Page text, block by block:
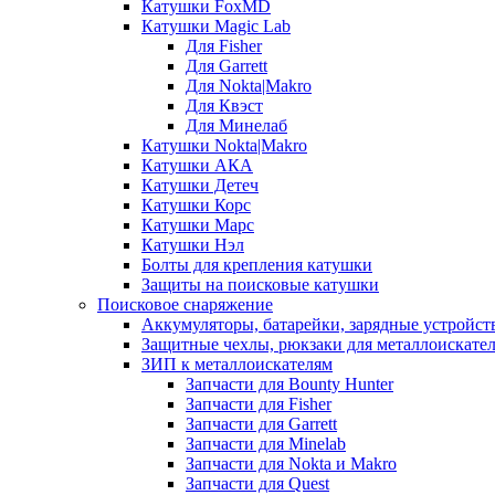
Катушки FoxMD
Катушки Magic Lab
Для Fisher
Для Garrett
Для Nokta|Makro
Для Квэст
Для Минелаб
Катушки Nokta|Makro
Катушки АКА
Катушки Детеч
Катушки Корс
Катушки Марс
Катушки Нэл
Болты для крепления катушки
Защиты на поисковые катушки
Поисковое снаряжение
Аккумуляторы, батарейки, зарядные
Защитные чехлы, рюкзаки для
ЗИП к металлоискателям
Запчасти для Bounty Hunter
Запчасти для Fisher
Запчасти для Garrett
Запчасти для Minelab
Запчасти для Nokta и Makro
Запчасти для Quest